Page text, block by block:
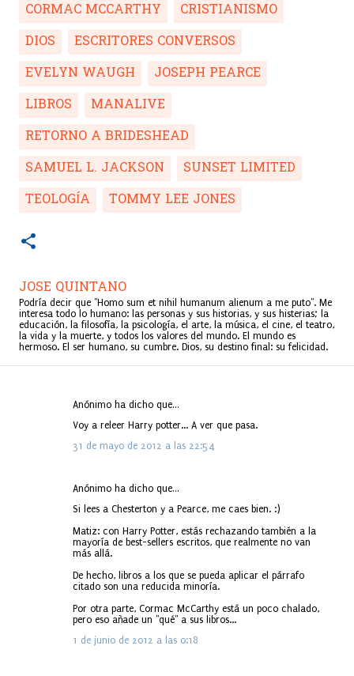
CORMAC MCCARTHY
CRISTIANISMO
DIOS
ESCRITORES CONVERSOS
EVELYN WAUGH
JOSEPH PEARCE
LIBROS
MANALIVE
RETORNO A BRIDESHEAD
SAMUEL L. JACKSON
SUNSET LIMITED
TEOLOGÍA
TOMMY LEE JONES
JOSE QUINTANO
Podría decir que "Homo sum et nihil humanum alienum a me puto". Me
interesa todo lo humano: las personas y sus historias, y sus histerias; la
educación, la filosofía, la psicología, el arte, la música, el cine, el teatro,
la vida y la muerte, y todos los valores del mundo. El mundo es
hermoso. El ser humano, su cumbre. Dios, su destino final: su felicidad.
Anónimo ha dicho que…
Voy a releer Harry potter... A ver que pasa.
31 de mayo de 2012 a las 22:54
Anónimo ha dicho que…
Si lees a Chesterton y a Pearce, me caes bien. :)
Matiz: con Harry Potter, estás rechazando también a la
mayoría de best-sellers escritos, que realmente no van
más allá.
De hecho, libros a los que se pueda aplicar el párrafo
citado son una reducida minoría.
Por otra parte, Cormac McCarthy está un poco chalado,
pero eso añade un "qué" a sus libros...
1 de junio de 2012 a las 0:18